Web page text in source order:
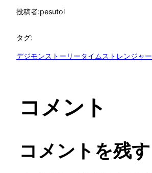
投稿者:pesutol
タグ:
デジモンストーリータイムストレンジャー
コメント
コメントを残す